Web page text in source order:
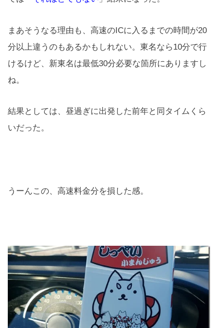
まあそうなる理由も、高速のICに入るまでの時間が20
分以上違うのもあるかもしれない。東名なら10分で行
けるけど、新東名は最低30分必要な箇所にありますし
ね。
結果としては、昼過ぎに出発した前年と同タイムくら
いだった。
うーんこの、高速料金分を損した感。